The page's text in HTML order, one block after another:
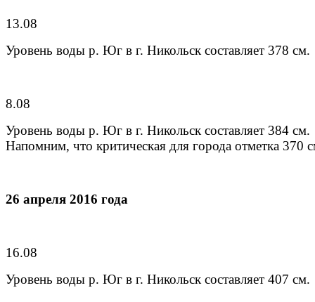
13.08
Уровень воды р. Юг в г. Никольск cоставляет 378 см.
8.08
Уровень воды р. Юг в г. Никольск cоставляет 384 см.
Напомним, что критическая для города отметка 370
26 апреля 2016 года
16.08
Уровень воды р. Юг в г. Никольск cоставляет 407 см.